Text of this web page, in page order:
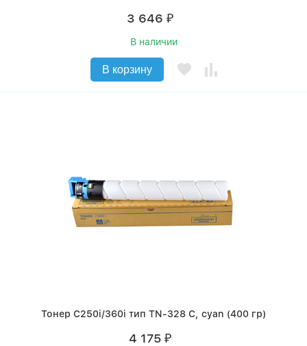
3 646 ₽
В наличии
В корзину
Тонер C250i/360i тип TN-328 C, cyan (400 гр)
4 175 ₽